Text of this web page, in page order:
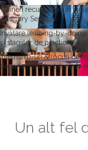
Traineri recunoscuți în
Advisory Services
Învățare learning-by-
și stagiilor de practică
Internship-uri & locuri de
departamentului talent de
Un alt fel